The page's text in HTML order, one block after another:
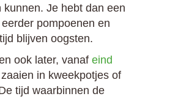
Je hebt dan een
pompoenen en
blijven oogsten.
ook later, vanaf eind
in kweekpotjes of
tijd waarbinnen de